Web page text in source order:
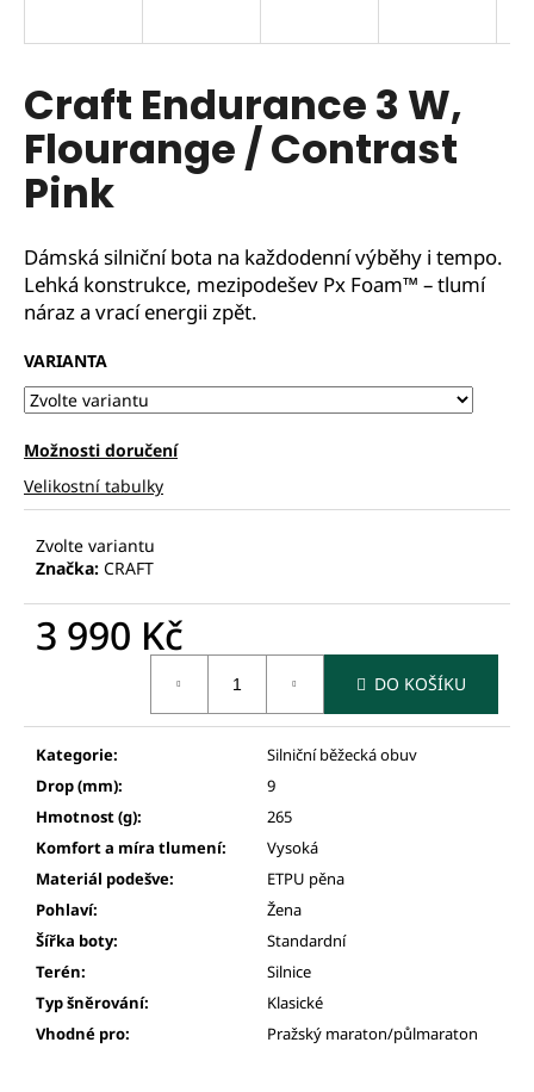
Craft Endurance 3 W,
Flourange / Contrast
Pink
Dámská silniční bota na každodenní výběhy i tempo.
Lehká konstrukce, mezipodešev Px Foam™ – tlumí
náraz a vrací energii zpět.
VARIANTA
Možnosti doručení
Velikostní tabulky
Zvolte variantu
Značka: CRAFT
3 990 Kč
DO KOŠÍKU
Kategorie:
Silniční běžecká obuv
Drop (mm):
9
Hmotnost (g):
265
Komfort a míra tlumení:
Vysoká
Materiál podešve:
ETPU pěna
Pohlaví:
Žena
Šířka boty:
Standardní
Terén:
Silnice
Typ šněrování:
Klasické
Vhodné pro: Pražský maraton/půlmaraton